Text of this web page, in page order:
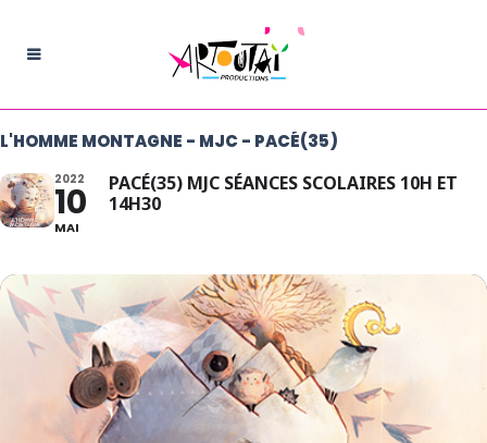
L'HOMME MONTAGNE - MJC - PACÉ(35)
2022
10
MAI
PACÉ(35) MJC SÉANCES SCOLAIRES 10H ET
14H30